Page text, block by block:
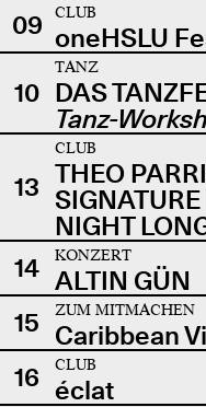
09
CLUB
oneHSLU
10
TANZ
DAS
Tanz-
13
CLUB
THEO
NIGHT
14
KONZERT
ALTIN GÜN
15
ZUM MITMACHEN
Caribbean
16
CLUB
éclat